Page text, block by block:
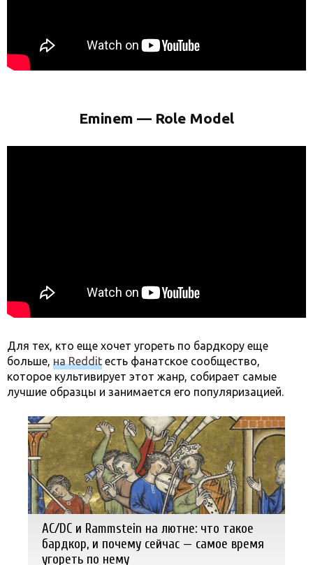
Eminem — Role Model
Для тех, кто еще хочет угореть по бардкору еще
больше, на Reddit есть фанатское сообщество,
которое культивирует этот жанр, собирает самые
лучшие образцы и занимается его популяризацией.
AC/DC и Rammstein на лютне: что такое
бардкор, и почему сейчас — самое время
угореть по нему